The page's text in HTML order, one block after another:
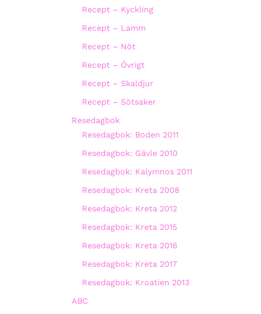
Recept – Kyckling
Recept – Lamm
Recept – Nöt
Recept – Övrigt
Recept – Skaldjur
Recept – Sötsaker
Resedagbok
Resedagbok: Boden 2011
Resedagbok: Gävle 2010
Resedagbok: Kalymnos 2011
Resedagbok: Kreta 2008
Resedagbok: Kreta 2012
Resedagbok: Kreta 2015
Resedagbok: Kreta 2016
Resedagbok: Kreta 2017
Resedagbok: Kroatien 2013
ABC